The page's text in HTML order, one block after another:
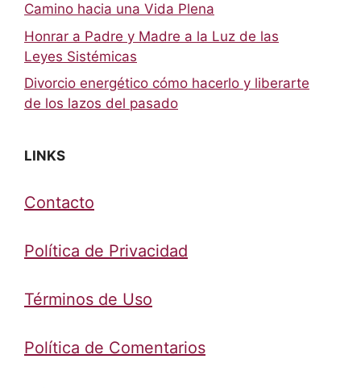
Camino hacia una Vida Plena
Honrar a Padre y Madre a la Luz de las
Leyes Sistémicas
Divorcio energético cómo hacerlo y liberarte
de los lazos del pasado
LINKS
Contacto
Política de Privacidad
Términos de Uso
Política de Comentarios